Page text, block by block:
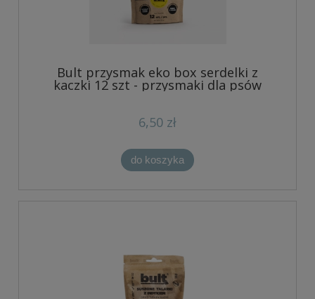
Bult przysmak eko box serdelki z
kaczki 12 szt - przysmaki dla psów
6,50 zł
do koszyka